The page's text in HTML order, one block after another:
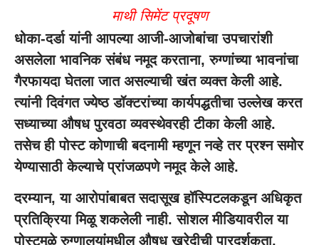
माथी सिमेंट प्रदूषण
धोका-दर्डा यांनी आपल्या आजी-आजोबांचा उपचारांशी
असलेला भावनिक संबंध नमूद करताना, रुग्णांच्या भावनांचा
गैरफायदा घेतला जात असल्याची खंत व्यक्त केली आहे.
त्यांनी दिवंगत ज्येष्ठ डॉक्टरांच्या कार्यपद्धतीचा उल्लेख करत
सध्याच्या औषध पुरवठा व्यवस्थेवरही टीका केली आहे.
तसेच ही पोस्ट कोणाची बदनामी म्हणून नव्हे तर प्रश्न समोर
येण्यासाठी केल्याचे प्रांजळपणे नमूद केले आहे.
दरम्यान, या आरोपांबाबत सदासूख हॉस्पिटलकडून अधिकृत
प्रतिक्रिया मिळू शकलेली नाही. सोशल मीडियावरील या
पोस्टमुळे रुग्णालयांमधील औषध खरेदीची पारदर्शकता,